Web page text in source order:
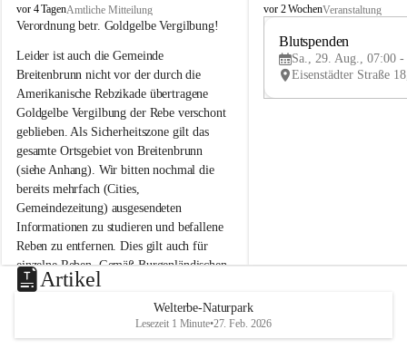
B
r
i
t
e
n
b
r
u
n
n
a
m
N
e
u
s
d
vor 4 TagenAmtliche Mitteilung
Verordnung betr. Goldgelbe Vergilbung!
Leider ist auch die Gemeinde
Breitenbrunn nicht vor der durch die
Amerikanische Rebzikade übertragene
Goldgelbe Vergilbung der Rebe verschont
geblieben. Als Sicherheitszone gilt das
gesamte Ortsgebiet von Breitenbrunn
(siehe Anhang). Wir bitten nochmal die
bereits mehrfach (Cities,
Gemeindezeitung) ausgesendeten
Informationen zu studieren und befallene
Reben zu entfernen. Dies gilt auch für
einzelne Reben. Gemäß Burgenländischen
Weinbaugesetz sind nicht gepflegte oder
unzulässige Weingärten zu roden! Bitte
helfen wir zusammen um unsere Winzer
vor den prognostizierten Ernteausfällen
B
e
u
e
d
vor 2 WochenVeranstaltung
Blutspenden
Sa., 29. Aug., 07:00 -
Artikel
Welterbe-Naturpark
Lesezeit 1 Minute•27. Feb. 2026